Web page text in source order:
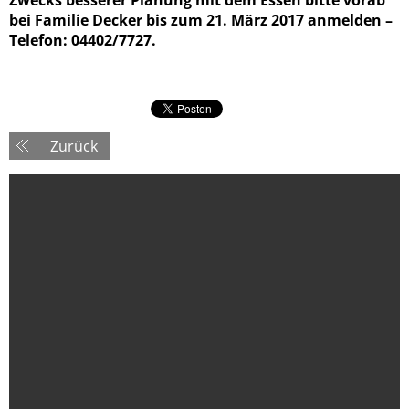
bei Familie Decker bis zum 21. März 2017 anmelden –
Telefon: 04402/7727.
Zurück